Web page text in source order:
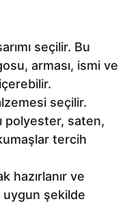
seçilir. Bu
arması, ismi ve
seçilir.
polyester, saten,
tercih
hazırlanır ve
uygun şekilde